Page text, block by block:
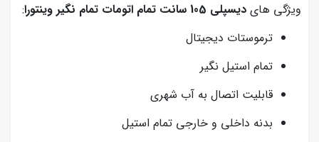
ویژگی های دیسپلی 105 سانت تمام اتومات تمام نگیر وینتورا
:
ترموستات دیجیتال
تمام استيل نگير
قابلیت اتصال به آب شهری
بدنه داخلی و خارجی تمام استیل